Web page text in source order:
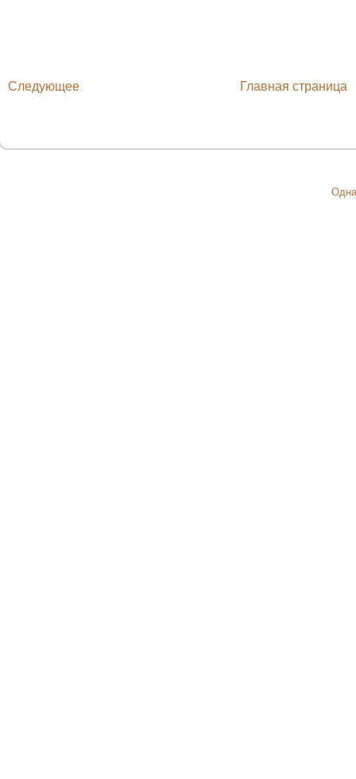
Следующее Главная страница